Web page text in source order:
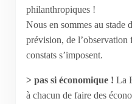
philanthropiques !
Nous en sommes au stade
prévision, de l’observation
constats s’imposent.
> pas si économique ! La
à chacun de faire des